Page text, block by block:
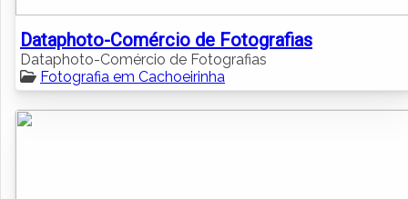
Dataphoto-Comércio de Fotografias
Dataphoto-Comércio de Fotografias
Fotografia em Cachoeirinha